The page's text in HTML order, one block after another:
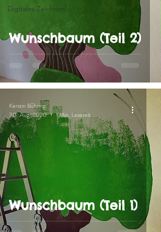
Digitales Zeichnen
Wunschbaum (Teil 2)
Wunschbaum (Teil 1)
Kerstin Bühring
30. Aug. 2020
1 Min. Lesezeit